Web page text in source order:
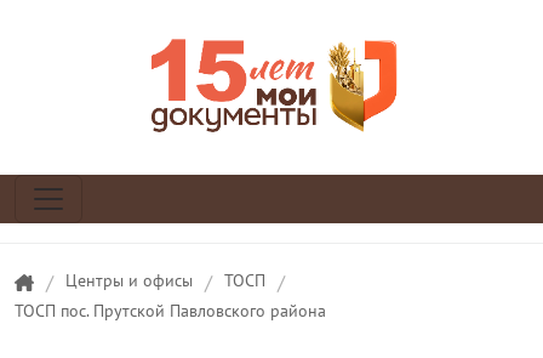
/ Центры и офисы / ТОСП /
ТОСП пос. Прутской Павловского района